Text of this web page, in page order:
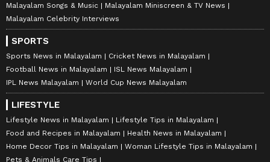
Malayalam Songs & Music
Malayalam Miniscreen & TV News
Malayalam Celebrity Interviews
SPORTS
Sports News in Malayalam
Cricket News in Malayalam
Football News in Malayalam
ISL News Malayalam
IPL News Malayalam
World Cup News Malayalam
LIFESTYLE
Lifestyle News in Malayalam
Lifestyle Tips in Malayalam
Food and Recipes in Malayalam
Health News in Malayalam
Home Decor Tips in Malayalam
Woman Lifestyle Tips in Malayalam
Pets & Animals Care Tips